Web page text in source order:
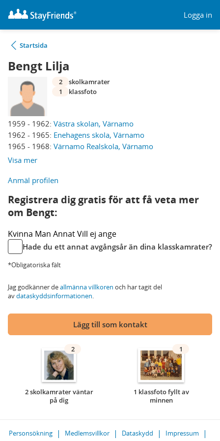
Logga in
Startsida
Bengt Lilja
1959 - 1962: Västra skolan, Värnamo
1962 - 1965: Enehagens skola, Värnamo
1965 - 1968: Värnamo Realskola, Värnamo
Visa mer
2
skolkamrater
1
klassfoto
Anmäl profilen
Registrera dig gratis för att få veta mer
om Bengt:
Kvinna Man AnnatVill ej ange
Hade du ett annat avgångsår än dina klasskamrater?
*Obligatoriska fält
Jag godkänner deallmänna villkoren och har tagit del
avdataskyddsinformationen.
Lägg till som kontakt
2
2 skolkamrater väntar
på dig
1
1 klassfoto fyllt av
minnen
Personsökning Medlemsvillkor Dataskydd
Impressum